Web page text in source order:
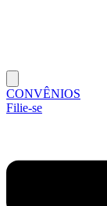
CONVÊNIOS
Filie-se